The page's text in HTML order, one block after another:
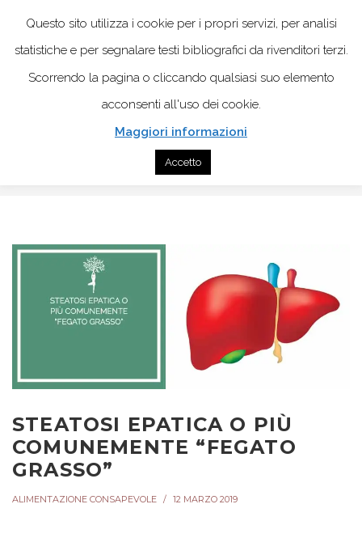
Steatosi epatica o più comunemente “fegato grasso”
STEATOSI EPATICA O PIÙ
COMUNEMENTE “FEGATO
GRASSO”
ALIMENTAZIONE CONSAPEVOLE 12 MARZO 2019
Questo sito utilizza i cookie per i propri servizi, per analisi
statistiche e per segnalare testi bibliografici da rivenditori terzi.
Scorrendo la pagina o cliccando qualsiasi suo elemento
acconsenti all'uso dei cookie.
Maggiori informazioni
Accetto